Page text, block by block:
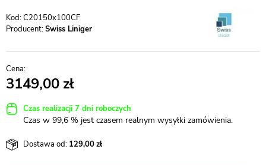
C20150x100CF
Producent:Swiss Liniger
3149,00
Czas realizacji 7 dni roboczych
Czas w 99,6 % jest czasem realnym wysyłki zamówienia.
Dostawa od: 129,00